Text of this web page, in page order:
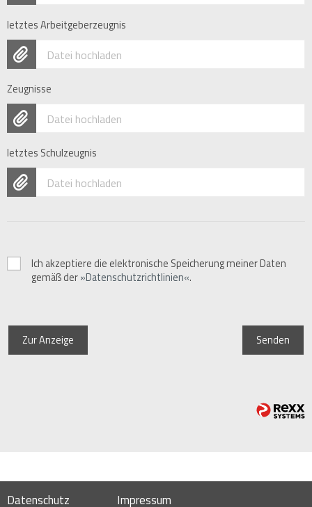
letztes Arbeitgeberzeugnis
Datei hochladen
Zeugnisse
Datei hochladen
letztes Schulzeugnis
Datei hochladen
Ich akzeptiere die elektronische Speicherung meiner Daten
gemäß der Datenschutzrichtlinien .
Zur Anzeige Senden
Datenschutz Impressum